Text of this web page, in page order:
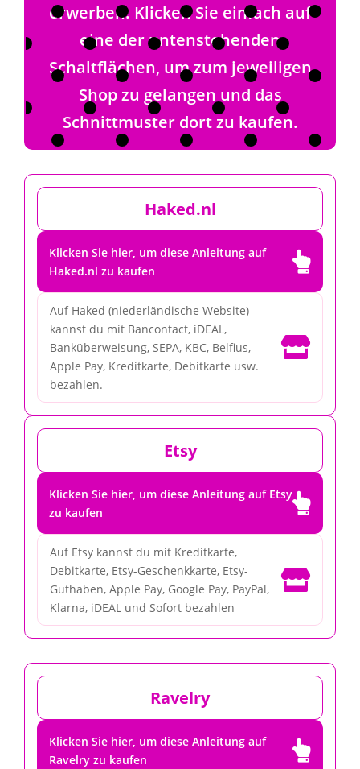
erwerben. Klicken Sie einfach auf
eine der untenstehenden
Schaltflächen, um zum jeweiligen
Shop zu gelangen und das
Schnittmuster dort zu kaufen.
Haked.nl
Klicken Sie hier, um diese Anleitung auf
Haked.nl zu kaufen

Auf Haked (niederländische Website)
kannst du mit Bancontact, iDEAL,
Banküberweisung, SEPA, KBC, Belfius,
Apple Pay, Kreditkarte, Debitkarte usw.
bezahlen.

Etsy
Klicken Sie hier, um diese Anleitung auf Etsy
zu kaufen

Auf Etsy kannst du mit Kreditkarte,
Debitkarte, Etsy-Geschenkkarte, Etsy-
Guthaben, Apple Pay, Google Pay, PayPal,
Klarna, iDEAL und Sofort bezahlen

Ravelry
Klicken Sie hier, um diese Anleitung auf
Ravelry zu kaufen
